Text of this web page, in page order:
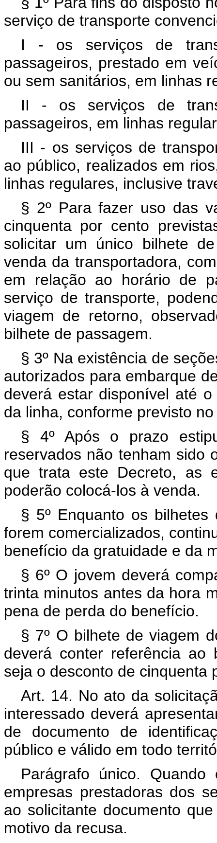
serviço de transporte
I - os serviços de
passageiros, prestado em
ou sem sanitários, em linhas
II - os serviços de
passageiros, em linhas
III - os serviços de
ao público, realizados em
linhas regulares, inclusive
§ 2º Para fazer uso das
cinquenta por cento
solicitar um único bilhete
venda da transportadora,
em relação ao horário de
serviço de transporte,
viagem de retorno,
bilhete de passagem.
§ 3º Na existência de
autorizados para embarque
deverá estar disponível até
da linha, conforme previsto no
§ 4º Após o prazo
reservados não tenham sido
que trata este Decreto, as
poderão colocá-los à venda.
§ 5º Enquanto os
forem comercializados,
benefício da gratuidade e da
§ 6º O jovem deverá
trinta minutos antes da hora
pena de perda do benefício.
§ 7º O bilhete de viagem
deverá conter referência ao
seja o desconto de cinquenta
Art. 14. No ato da
interessado deverá
de documento de
público e válido em todo
Parágrafo único.
empresas prestadoras dos
ao solicitante documento
motivo da recusa.